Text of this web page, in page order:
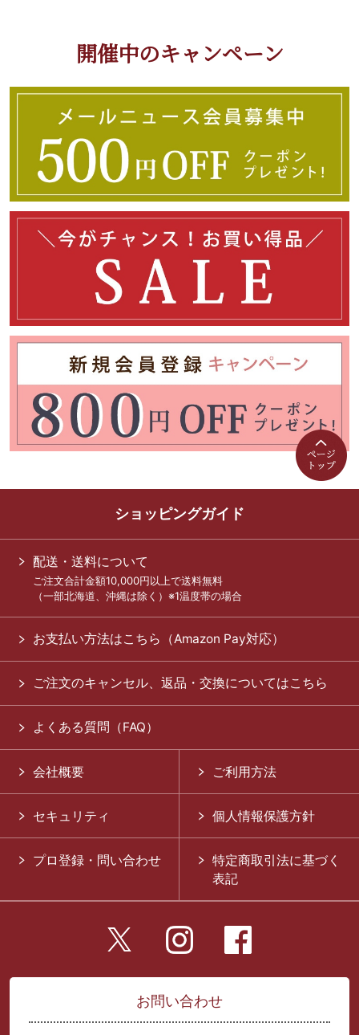
開催中のキャンペーン
ショッピングガイド
配送・送料について
ご注文合計金額10,000円以上で送料無料
（一部北海道、沖縄は除く）※1温度帯の場合
お支払い方法はこちら（Amazon Pay対応）
ご注文のキャンセル、返品・交換についてはこちら
よくある質問（FAQ）
会社概要 ご利用方法
セキュリティ 個人情報保護方針
プロ登録・問い合わせ
特定商取引法に基づく
表記
お問い合わせ